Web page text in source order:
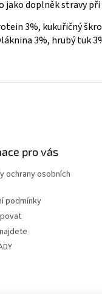
jako doplněk stravy při
3%, kukuřičný
3%, hrubý tuk
pro vás
ochrany osobních
podmínky